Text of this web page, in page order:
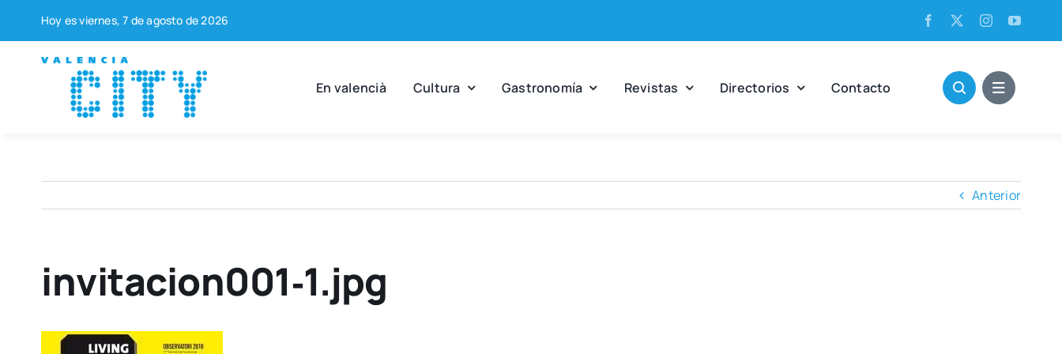
contenido
Hoy es vier­nes, 7 de agos­to de 2026
En valen­cià Cul­tu­ra Gas­tro­no­mía Revis­tas Direc­to­rios Con­tac­to
Anterior
invitacion001‑1.jpg